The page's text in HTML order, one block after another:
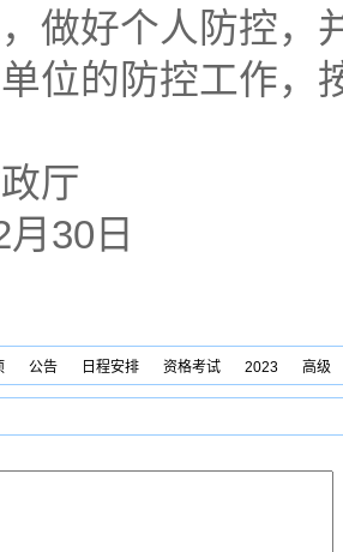
做好个人防控，
位的防控工作，
厅
30日
公告 日程安排 资格考试 2023 高级